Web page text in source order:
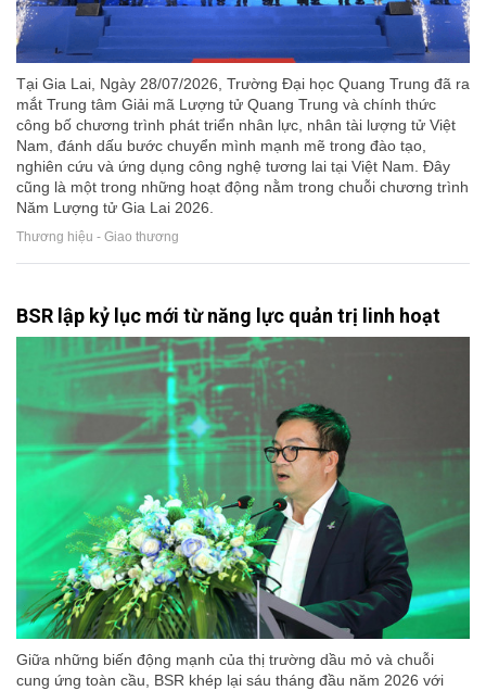
Tại Gia Lai, Ngày 28/07/2026, Trường Đại học Quang Trung đã ra
mắt Trung tâm Giải mã Lượng tử Quang Trung và chính thức
công bố chương trình phát triển nhân lực, nhân tài lượng tử Việt
Nam, đánh dấu bước chuyển mình mạnh mẽ trong đào tạo,
nghiên cứu và ứng dụng công nghệ tương lai tại Việt Nam. Đây
cũng là một trong những hoạt động nằm trong chuỗi chương trình
Năm Lượng tử Gia Lai 2026.
Thương hiệu - Giao thương
BSR lập kỷ lục mới từ năng lực quản trị linh hoạt
Giữa những biến động mạnh của thị trường dầu mỏ và chuỗi
cung ứng toàn cầu, BSR khép lại sáu tháng đầu năm 2026 với